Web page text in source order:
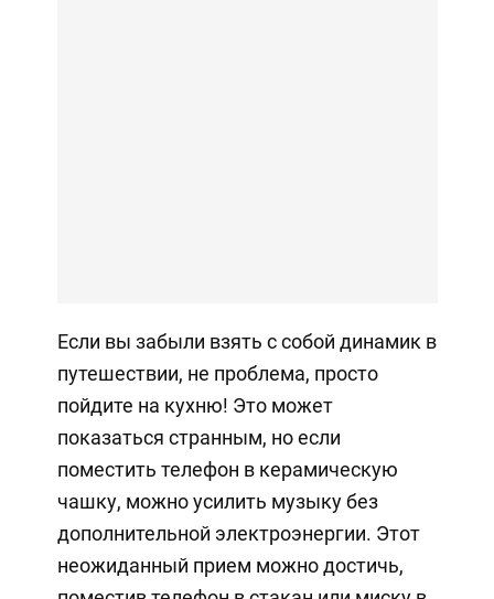
Если вы забыли взять с собой динамик в
путешествии, не проблема, просто
пойдите на кухню! Это может
показаться странным, но если
поместить телефон в керамическую
чашку, можно усилить музыку без
дополнительной электроэнергии. Этот
неожиданный прием можно достичь,